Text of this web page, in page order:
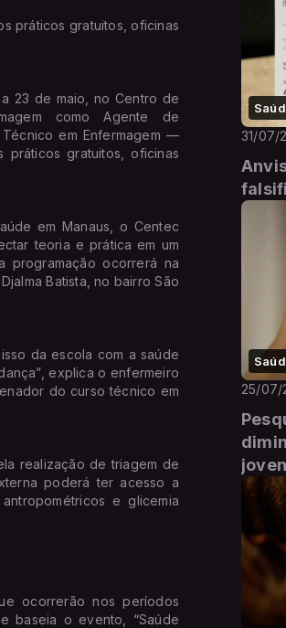
práticos gratuitos, oficinas
23 de maio, no Centro de
como Agente de
em Enfermagem —
gratuitos, oficinas
em Manaus, o Centec
teoria e prática em um
programação ocorrerá na
Batista, no bairro São
da escola com a saúde
explica o enfermeiro
do curso técnico em
realização de triagem de
poderá ter acesso a
e glicemia
ocorrerão nos períodos
baseia o evento, “Saúde
31/07/
25/07/